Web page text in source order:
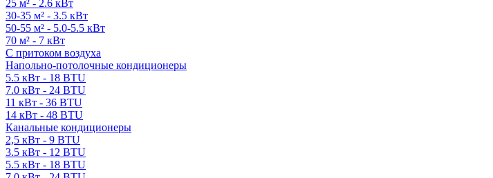
25 м² - 2.6 кВт
30-35 м² - 3.5 кВт
50-55 м² - 5.0-5.5 кВт
70 м² - 7 кВт
С притоком воздуха
Напольно-потолочные кондиционеры
5.5 кВт - 18 BTU
7.0 кВт - 24 BTU
11 кВт - 36 BTU
14 кВт - 48 BTU
Канальные кондиционеры
2,5 кВт - 9 BTU
3.5 кВт - 12 BTU
5.5 кВт - 18 BTU